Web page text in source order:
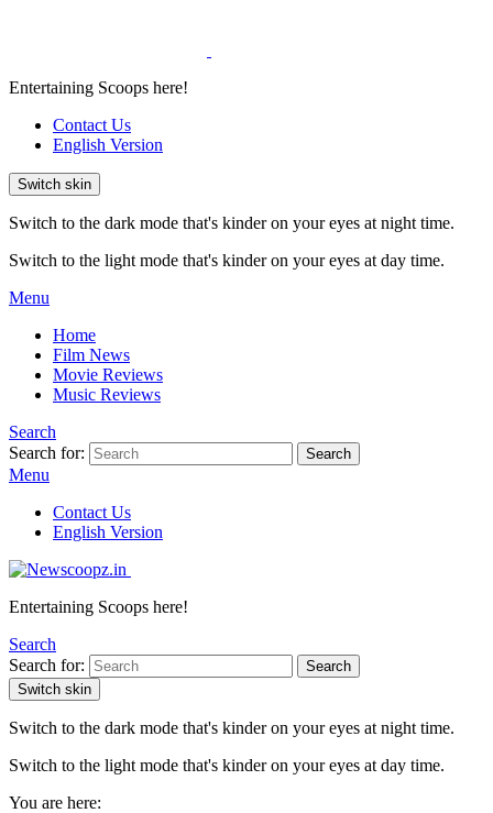
Entertaining Scoops here!
Contact Us
English Version
Switch skin
Switch to the dark mode that's kinder on your eyes at night time.
Switch to the light mode that's kinder on your eyes at day time.
Menu
Home
Film News
Movie Reviews
Music Reviews
Search
Search for:
Search
Menu
Contact Us
English Version
Entertaining Scoops here!
Search
Search for:
Search
Switch skin
Switch to the dark mode that's kinder on your eyes at night time.
Switch to the light mode that's kinder on your eyes at day time.
You are here: